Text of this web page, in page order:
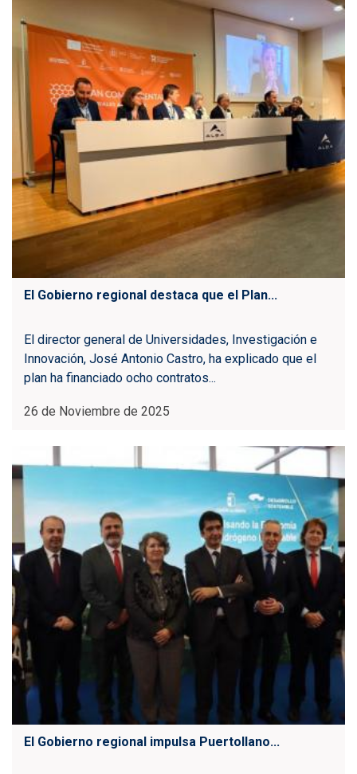
El Gobierno regional destaca que el Plan...
El director general de Universidades, Investigación e
Innovación, José Antonio Castro, ha explicado que el
plan ha financiado ocho contratos...
26 de Noviembre de 2025
El Gobierno regional impulsa Puertollano...